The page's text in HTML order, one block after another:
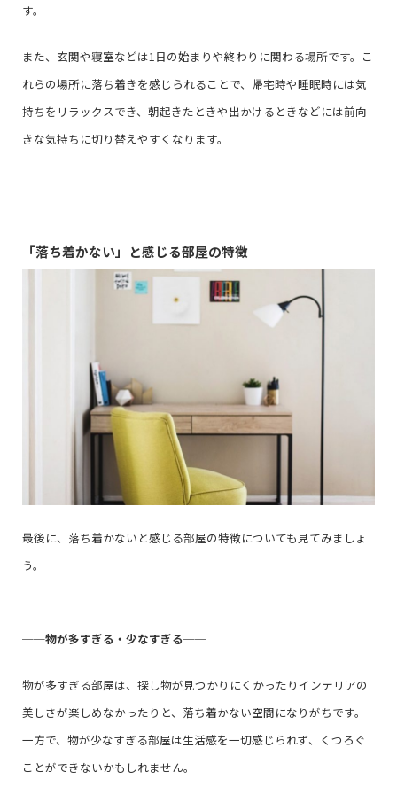
す。
また、玄関や寝室などは1日の始まりや終わりに関わる場所です。こ
れらの場所に落ち着きを感じられることで、帰宅時や睡眠時には気
持ちをリラックスでき、朝起きたときや出かけるときなどには前向
きな気持ちに切り替えやすくなります。
「落ち着かない」と感じる部屋の特徴
最後に、落ち着かないと感じる部屋の特徴についても見てみましょ
う。
──物が多すぎる・少なすぎる──
物が多すぎる部屋は、探し物が見つかりにくかったりインテリアの
美しさが楽しめなかったりと、落ち着かない空間になりがちです。
一方で、物が少なすぎる部屋は生活感を一切感じられず、くつろぐ
ことができないかもしれません。